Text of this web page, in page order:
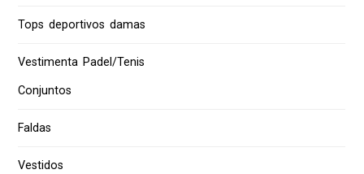
Tops deportivos damas
Vestimenta Padel/Tenis
Conjuntos
Faldas
Vestidos